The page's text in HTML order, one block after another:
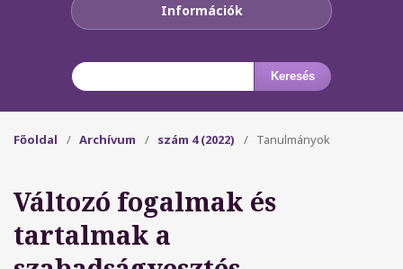
Információk
Keresés
Főoldal / Archívum / szám 4 (2022) / Tanulmányok
Változó fogalmak és
tartalmak a